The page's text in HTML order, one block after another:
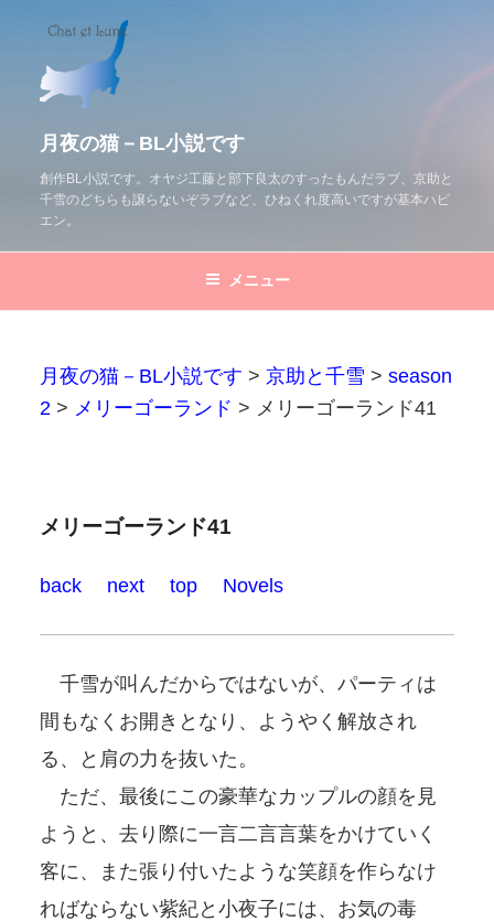
月夜の猫－BL小説です
創作BL小説です。オヤジ工藤と部下良太のすったもんだラブ、京助と
千雪のどちらも譲らないぞラブなど、ひねくれ度高いですが基本ハピ
エン。
メニュー
月夜の猫－BL小説です > 京助と千雪 > season
2 > メリーゴーランド > メリーゴーランド41
メリーゴーランド41
back next top Novels
千雪が叫んだからではないが、パーティは
間もなくお開きとなり、ようやく解放され
る、と肩の力を抜いた。
ただ、最後にこの豪華なカップルの顔を見
ようと、去り際に一言二言言葉をかけていく
客に、また張り付いたような笑顔を作らなけ
ればならない紫紀と小夜子には、お気の毒